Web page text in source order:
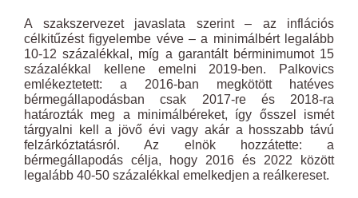
A szakszervezet javaslata szerint – az inflációs
célkitűzést figyelembe véve – a minimálbért legalább
10-12 százalékkal, míg a garantált bérminimumot 15
százalékkal kellene emelni 2019-ben. Palkovics
emlékeztetett: a 2016-ban megkötött hatéves
bérmegállapodásban csak 2017-re és 2018-ra
határozták meg a minimálbéreket, így ősszel ismét
tárgyalni kell a jövő évi vagy akár a hosszabb távú
felzárkóztatásról. Az elnök hozzátette: a
bérmegállapodás célja, hogy 2016 és 2022 között
legalább 40-50 százalékkal emelkedjen a reálkereset.